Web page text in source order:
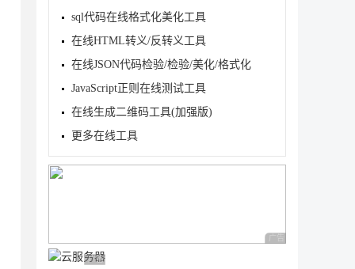
意键继续的效果
函数实现
<< abs->personArray[i].age << " " <<
sql代码在线格式化美化工具
在线HTML转义/反转义工具
在线JSON代码检验/检验/美化/格式化
JavaScript正则在线测试工具
在线生成二维码工具(加强版)
更多在线工具
广告 商业广告，理性
广告 商业广告，理性选择